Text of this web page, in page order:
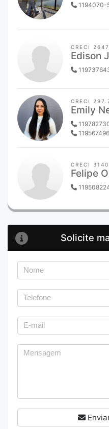
1194070-
CRECI
Edison
CRECI
Emily
CRECI
Felipe
Solicite